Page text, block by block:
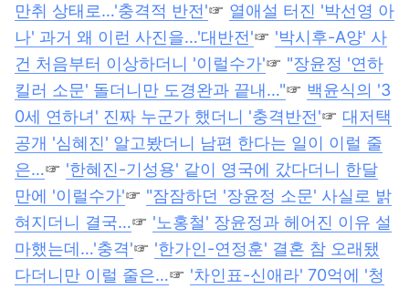
만취 상태로…'충격적 반전'☞ 열애설 터진 '박선영 아
나' 과거 왜 이런 사진을…'대반전'☞ '박시후-A양' 사
건 처음부터 이상하더니 '이럴수가'☞ "장윤정 '연하
킬러 소문' 돌더니만 도경완과 끝내…"☞ 백윤식의 '3
0세 연하녀' 진짜 누군가 했더니 '충격반전'☞ 대저택
공개 '심혜진' 알고봤더니 남편 한다는 일이 이럴 줄
은…☞ '한혜진-기성용' 같이 영국에 갔다더니 한달
만에 '이럴수가'☞ "잠잠하던 '장윤정 소문' 사실로 밝
혀지더니 결국…☞ '노홍철' 장윤정과 헤어진 이유 설
마했는데…'충격'☞ '한가인-연정훈' 결혼 참 오래됐
다더니만 이럴 줄은…☞ '차인표-신애라' 70억에 '청